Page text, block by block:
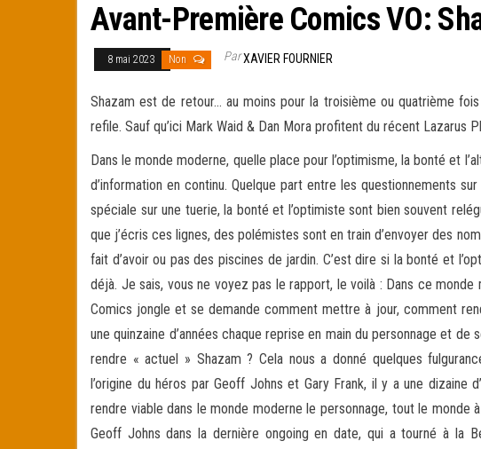
Avant-Première Comics VO:
8 mai 2023 Non ParXAVIER FOURNIER
Shazam est de retour… au moins pour la troisième ou quatrième
refile. Sauf qu’ici Mark Waid & Dan Mora profitent du récent Lazarus
Dans le monde moderne, quelle place pour l’optimisme, la bonté et
d’information en continu. Quelque part entre les questionnements
spéciale sur une tuerie, la bonté et l’optimiste sont bien souvent
que j’écris ces lignes, des polémistes sont en train d’envoyer des
fait d’avoir ou pas des piscines de jardin. C’est dire si la bonté et
déjà. Je sais, vous ne voyez pas le rapport, le voilà : Dans ce
Comics jongle et se demande comment mettre à jour, comment
une quinzaine d’années chaque reprise en main du personnage et
rendre « actuel » Shazam ? Cela nous a donné quelques
l’origine du héros par Geoff Johns et Gary Frank, il y a une dizaine
rendre viable dans le monde moderne le personnage, tout le
Geoff Johns dans la dernière ongoing en date, qui a tourné à la